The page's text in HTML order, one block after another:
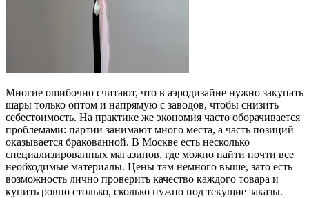
Многие ошибочно считают, что в аэродизайне нужно закупать
шары только оптом и напрямую с заводов, чтобы снизить
себестоимость. На практике же экономия часто оборачивается
проблемами: партии занимают много места, а часть позиций
оказывается бракованной. В Москве есть несколько
специализированных магазинов, где можно найти почти все
необходимые материалы. Цены там немного выше, зато есть
возможность лично проверить качество каждого товара и
купить ровно столько, сколько нужно под текущие заказы.